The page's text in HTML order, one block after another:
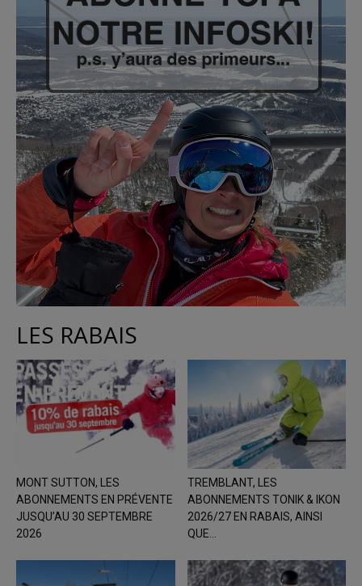
LES RABAIS
MONT SUTTON, LES
ABONNEMENTS EN PRÉVENTE
JUSQU’AU 30 SEPTEMBRE
2026
TREMBLANT, LES
ABONNEMENTS TONIK & IKON
2026/27 EN RABAIS, AINSI
QUE...